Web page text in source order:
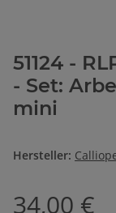
51124 -
- Set:
mini
Hersteller:
34,00 €